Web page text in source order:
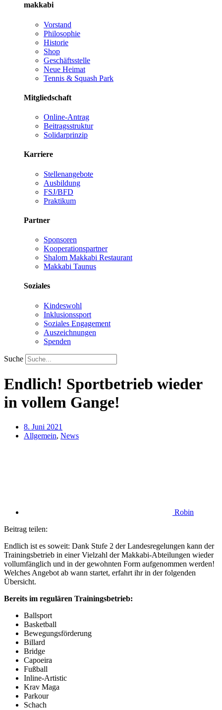
makkabi
Vorstand
Philosophie
Historie
Shop
Geschäftsstelle
Neue Heimat
Tennis & Squash Park
Mitgliedschaft
Online-Antrag
Beitragsstruktur
Solidarprinzip
Karriere
Stellenangebote
Ausbildung
FSJ/BFD
Praktikum
Partner
Sponsoren
Kooperationspartner
Shalom Makkabi Restaurant
Makkabi Taunus
Soziales
Kindeswohl
Inklusionssport
Soziales Engagement
Auszeichnungen
Spenden
Suche
Endlich! Sportbetrieb wieder
in vollem Gange!
8. Juni 2021
Allgemein, News
Robin
Beitrag teilen:
Endlich ist es soweit: Dank Stufe 2 der Landesregelungen kann der
Trainingsbetrieb in einer Vielzahl der Makkabi-Abteilungen wieder
vollumfänglich und in der gewohnten Form aufgenommen werden!
Welches Angebot ab wann startet, erfahrt ihr in der folgenden
Übersicht.
Bereits im regulären Trainingsbetrieb:
Ballsport
Basketball
Bewegungsförderung
Billard
Bridge
Capoeira
Fußball
Inline-Artistic
Krav Maga
Parkour
Schach